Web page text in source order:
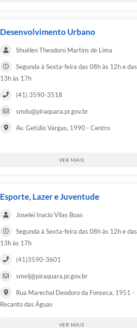
Desenvolvimento Urbano
Shuélen Theodoro Martins de Lima
Segunda à Sexta-feira das 08h às 12h e das
13h às 17h
(41) 3590-3518
smdu@piraquara.pr.gov.br
Av. Getúlio Vargas, 1990 - Centro
VER MAIS
Esporte, Lazer e Juventude
Joselei Inacio Vilas Boas
Segunda à Sexta-feira das 08h às 12h e das
13h às 17h
(41)3590-3601
smelj@piraquara.pr.gov.br
Rua Marechal Deodoro da Fonseca, 1951 -
Recanto das Águas
VER MAIS